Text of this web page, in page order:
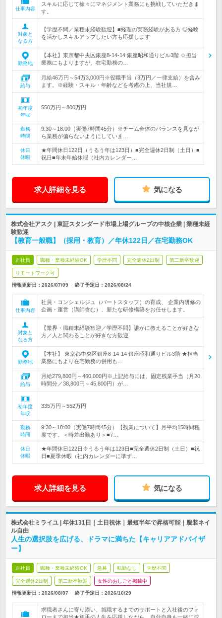
仕事内容
スキルに応じて徐々にマネジメント業務にも挑戦していただきま
す。
対象と
なる方
【学歴不問／業種未経験歓迎】■経理の実務経験がある方 ◎経験
を活かしスキルアップしたい方も応援します
勤務地
【本社】東京都中央区銀座8-14-14 銀座昭和通りビル3階 ☆担当
業務にもよりますが、在宅勤務の…
給与
月給46万円～54万3,000円※役職手当（3万円／一律支給）を含み
ます。※経験・スキル・年齢などを考慮の上、当社規…
初年度
年収
550万円～800万円
勤務
時間
9:30～18:00（実働7時間45分）※チーム全体のバランスを見なが
ら業務が偏らないようにしていま…
休日
休暇
★年間休日122日（うるう年は123日）■完全週休2日制（土日）■
祝日■年末年始休暇（社内カレンダー…
求人詳細を見る 気になる
株式会社アスク | 東証スタンダード市場上場グループの中核企業 | 業種未経
験歓迎
【教育一般職】（採用・教育）／年休122日／在宅勤務OK
正社員 職種・業種未経験OK 学歴不問 完全週休2日制 第二新卒歓迎
リモートワーク可
情報更新日：2026/07/09 終了予定日： 2026/08/24
仕事内容
社員・コンシェルジュ（パートスタッフ）の育成、 企業内研修の
企画・運営（講師含む）、新たな研修構築をお任せします。
対象と
なる方
【業界・職種未経験歓迎／学歴不問】誰かに教えることが好きな
方／人と関わることが好きな方歓迎
勤務地
【本社】 東京都中央区銀座8-14-14 銀座昭和通りビル3階 ★担当
業務にもより在宅勤務の併用も…
給与
月給279,800円～460,000円※上記給与には、固定残業手当（月20
時間分／38,800円～45,800円）が…
初年度
年収
335万円～552万円
勤務
時間
9:30～18:00（実働7時間45分）【残業について】月平均15時間程
度です。＜時差出勤あり＞■7…
休日
休暇
★年間休日122日※うるう年は123日■完全週休2日制（土日）■祝
日■夏季休暇（社内カレンダーに準ず…
求人詳細を見る 気になる
株式会社ミライユ | 年休131日｜土日祝休｜最短半年で昇格可能｜服装ネイ
ル自由
人生の選択肢を広げる、ドラマに満ちた【キャリアアドバイザ
ー】
正社員 職種・業種未経験OK 急募 転勤なし 学歴不問
完全週休2日制 第二新卒歓迎 女性のおしごと掲載中
情報更新日：2026/08/07 終了予定日： 2026/10/29
求職者さんに寄り添い、就職するまでのサポートと入社後のフォ